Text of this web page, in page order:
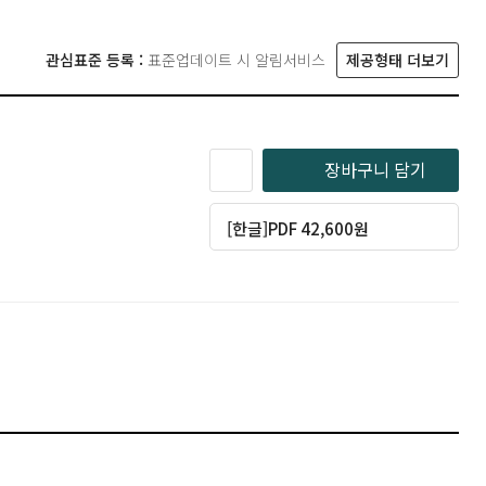
관심표준 등록 : 표준업데이트 시 알림서비스 제공형태 더보기
장바구니 담기
[한글]PDF 42,600원